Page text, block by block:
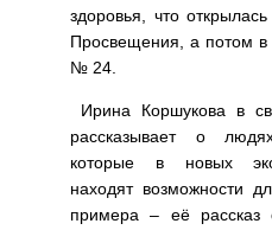
здоровья, что
Просвещения, а потом в
№ 24.
Ирина Коршукова в
рассказывает о
которые в новых
находят возможности
примера – её рассказ